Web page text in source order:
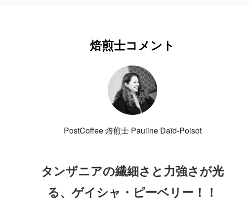
焙煎士コメント
PostCoffee 焙煎士 Pauline Daïd-Poisot
タンザニアの繊細さと力強さが光
る、ゲイシャ・ピーベリー！！